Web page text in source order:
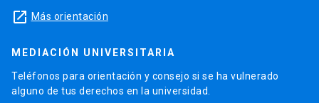
launch Más orientación
MEDIACIÓN UNIVERSITARIA
Teléfonos para orientación y consejo si se ha vulnerado
alguno de tus derechos en la universidad.